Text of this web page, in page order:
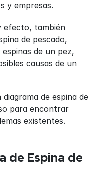
y empresas.
efecto, también
de pescado,
de un pez,
causas de un
de espina de
para encontrar
existentes.
de Espina de